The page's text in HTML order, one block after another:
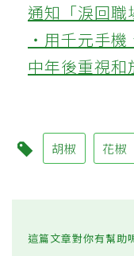
通知「淚回職
‧用千元手機
中年後重視和
胡椒 花椒
這篇文章對你有幫助